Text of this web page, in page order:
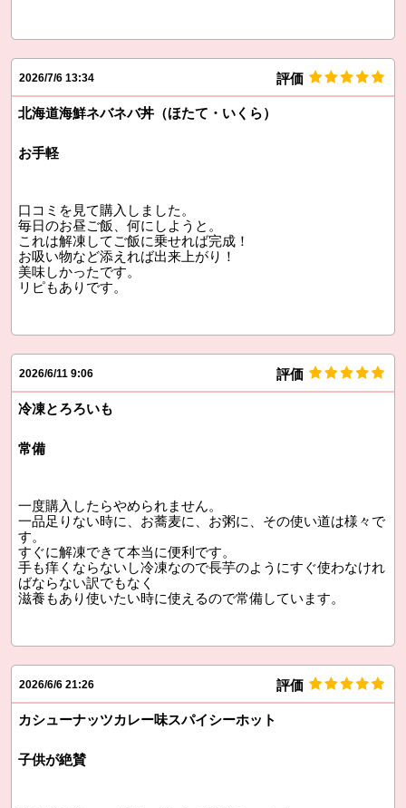
2026/7/6 13:34 評価
北海道海鮮ネバネバ丼（ほたて・いくら）
お手軽
口コミを見て購入しました。
毎日のお昼ご飯、何にしようと。
これは解凍してご飯に乗せれば完成！
お吸い物など添えれば出来上がり！
美味しかったです。
リピもありです。
2026/6/11 9:06 評価
冷凍とろろいも
常備
一度購入したらやめられません。
一品足りない時に、お蕎麦に、お粥に、その使い道は様々で
す。
すぐに解凍できて本当に便利です。
手も痒くならないし冷凍なので長芋のようにすぐ使わなけれ
ばならない訳でもなく
滋養もあり使いたい時に使えるので常備しています。
2026/6/6 21:26 評価
カシューナッツカレー味スパイシーホット
子供が絶賛